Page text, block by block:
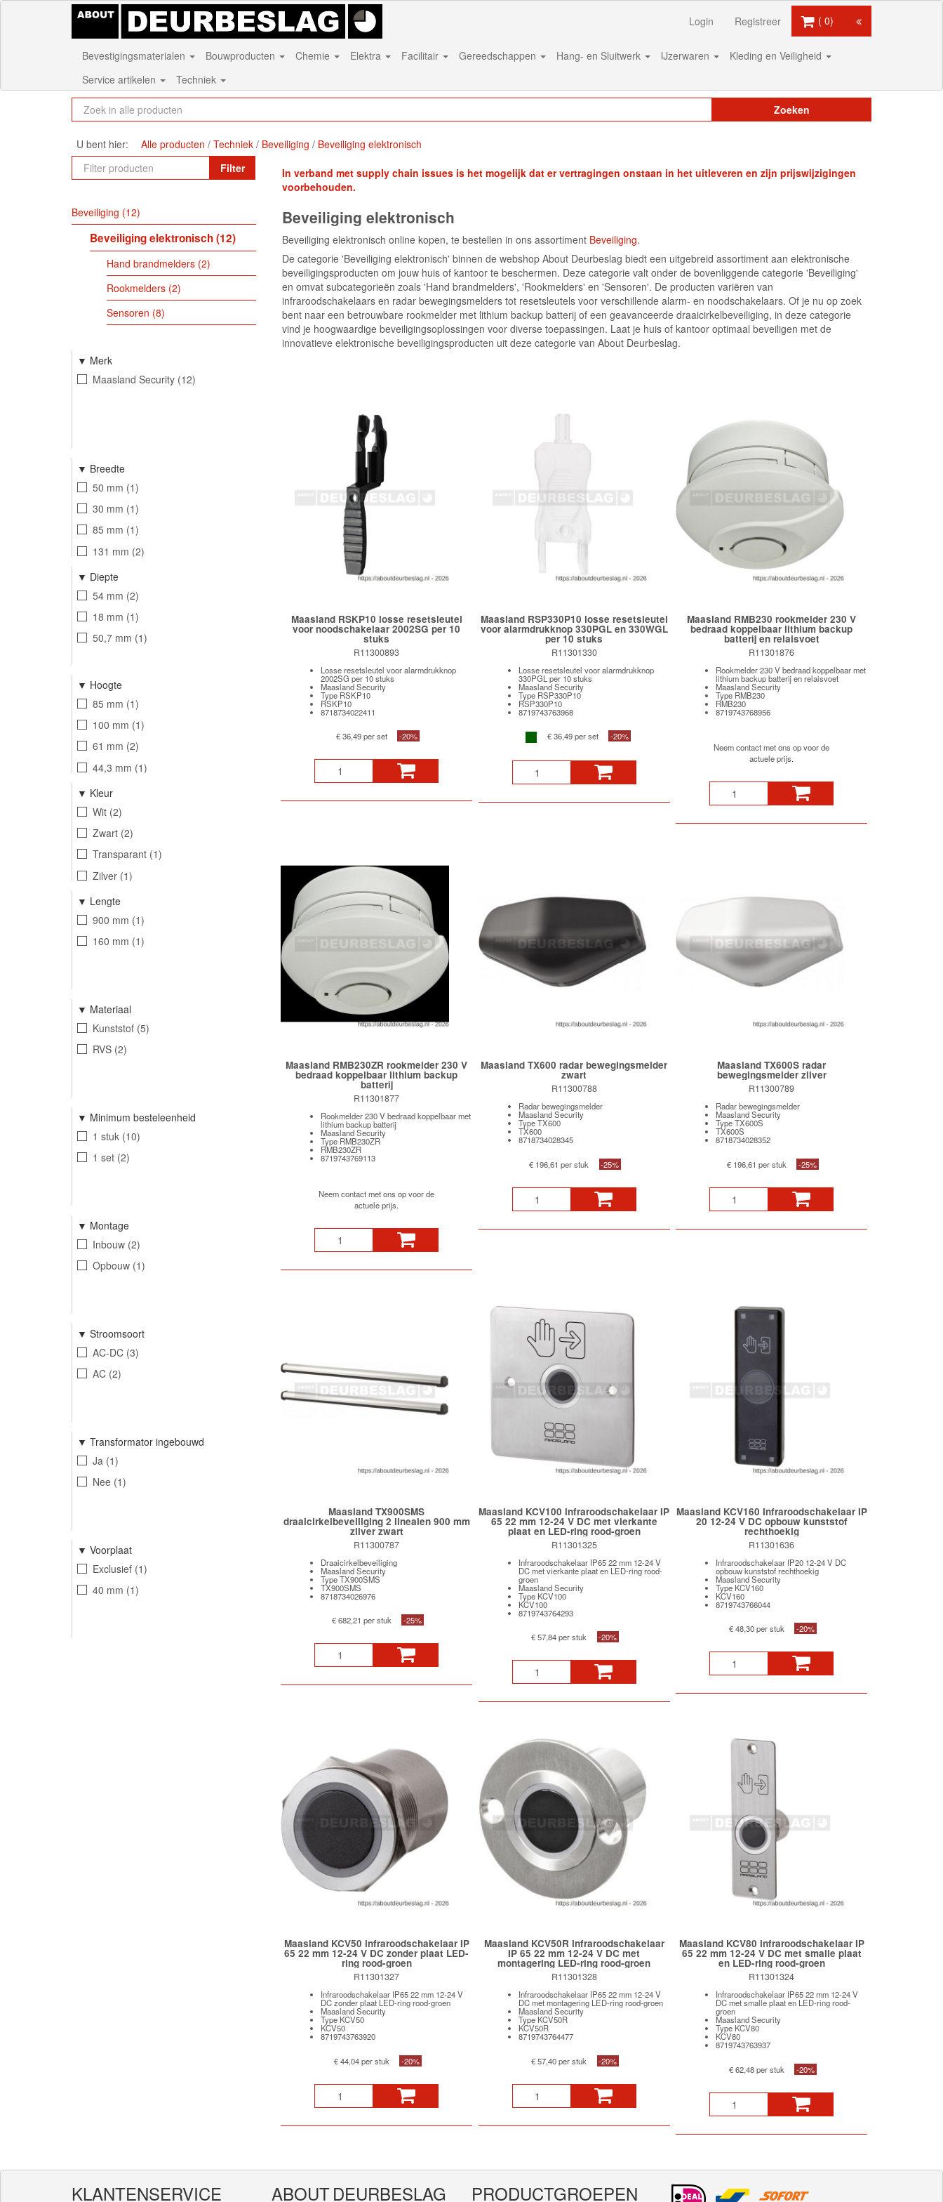
0
Login Registreer
Bevestigingsmaterialen Bouwproducten Chemie Elektra Facilitair Gereedschappen Hang- en Sluitwerk IJzerwaren
Kleding en Veiligheid
Service artikelen
Techniek
Zoeken
U bent hier: Alle producten Techniek Beveiliging
Beveiliging elektronisch
Filter
Beveiliging 12
Beveiliging elektronisch 12
Hand brandmelders 2
Rookmelders 2
Sensoren 8
Merk
Maasland Security 12
Breedte
50 mm 1
30 mm 1
85 mm 1
131 mm 2
Diepte
54 mm 2
18 mm 1
50,7 mm 1
Hoogte
85 mm 1
100 mm 1
61 mm 2
44,3 mm 1
Kleur
Wit 2
Zwart 2
Transparant 1
Zilver 1
Lengte
900 mm 1
160 mm 1
Materiaal
Kunststof 5
RVS 2
Minimum besteleenheid
1 stuk 10
1 set 2
Montage
Inbouw 2
Opbouw 1
Stroomsoort
AC-DC 3
AC 2
Transformator ingebouwd
Ja 1
Nee 1
Voorplaat
Exclusief 1
40 mm 1
In verband met supply chain issues is het mogelijk dat er vertragingen onstaan in het uitleveren en zijn prijswijzigingen
voorbehouden.
Beveiliging elektronisch
Beveiliging elektronisch online kopen, te bestellen in ons assortiment Beveiliging.
De categorie 'Beveiliging elektronisch' binnen de webshop About Deurbeslag biedt een uitgebreid assortiment aan elektronische
beveiligingsproducten om jouw huis of kantoor te beschermen. Deze categorie valt onder de bovenliggende categorie 'Beveiliging'
en omvat subcategorieën zoals 'Hand brandmelders', 'Rookmelders' en 'Sensoren'. De producten variëren van
infraroodschakelaars en radar bewegingsmelders tot resetsleutels voor verschillende alarm- en noodschakelaars. Of je nu op zoek
bent naar een betrouwbare rookmelder met lithium backup batterij of een geavanceerde draaicirkelbeveiliging, in deze categorie
vind je hoogwaardige beveiligingsoplossingen voor diverse toepassingen. Laat je huis of kantoor optimaal beveiligen met de
innovatieve elektronische beveiligingsproducten uit deze categorie van About Deurbeslag.
Maasland RSKP10 losse resetsleutel
voor noodschakelaar 2002SG per 10
stuks
R11300893
Losse resetsleutel voor alarmdrukknop
2002SG per 10 stuks
Maasland Security
Type RSKP10
RSKP10
8718734022411
€ 36,49 per set -20%
Maasland RSP330P10 losse resetsleutel
voor alarmdrukknop 330PGL en 330WGL
per 10 stuks
R11301330
Losse resetsleutel voor alarmdrukknop
330PGL per 10 stuks
Maasland Security
Type RSP330P10
RSP330P10
8719743763968
€ 36,49 per set -20%
Maasland RMB230 rookmelder 230 V
bedraad koppelbaar lithium backup
batterij en relaisvoet
R11301876
Rookmelder 230 V bedraad koppelbaar met
lithium backup batterij en relaisvoet
Maasland Security
Type RMB230
RMB230
8719743768956
Neem contact met ons op voor de
actuele prijs.
Maasland RMB230ZR rookmelder 230 V
bedraad koppelbaar lithium backup
batterij
R11301877
Rookmelder 230 V bedraad koppelbaar met
lithium backup batterij
Maasland Security
Type RMB230ZR
RMB230ZR
8719743769113
Neem contact met ons op voor de
actuele prijs.
Maasland TX600 radar bewegingsmelder
zwart
R11300788
Radar bewegingsmelder
Maasland Security
Type TX600
TX600
8718734028345
€ 196,61 per stuk -25%
Maasland TX600S radar
bewegingsmelder zilver
R11300789
Radar bewegingsmelder
Maasland Security
Type TX600S
TX600S
8718734028352
€ 196,61 per stuk -25%
Maasland TX900SMS
draaicirkelbeveiliging 2 linealen 900 mm
zilver zwart
R11300787
Draaicirkelbeveiliging
Maasland Security
Type TX900SMS
TX900SMS
8718734026976
€ 682,21 per stuk -25%
Maasland KCV100 infraroodschakelaar IP
65 22 mm 12-24 V DC met vierkante
plaat en LED-ring rood-groen
R11301325
Infraroodschakelaar IP65 22 mm 12-24 V
DC met vierkante plaat en LED-ring rood-
groen
Maasland Security
Type KCV100
KCV100
8719743764293
€ 57,84 per stuk -20%
Maasland KCV160 Infraroodschakelaar IP
20 12-24 V DC opbouw kunststof
rechthoekig
R11301636
Infraroodschakelaar IP20 12-24 V DC
opbouw kunststof rechthoekig
Maasland Security
Type KCV160
KCV160
8719743766044
€ 48,30 per stuk -20%
Maasland KCV50 infraroodschakelaar IP
65 22 mm 12-24 V DC zonder plaat LED-
ring rood-groen
R11301327
Infraroodschakelaar IP65 22 mm 12-24 V
DC zonder plaat LED-ring rood-groen
Maasland Security
Type KCV50
KCV50
8719743763920
€ 44,04 per stuk -20%
Maasland KCV50R infraroodschakelaar
IP 65 22 mm 12-24 V DC met
montagering LED-ring rood-groen
R11301328
Infraroodschakelaar IP65 22 mm 12-24 V
DC met montagering LED-ring rood-groen
Maasland Security
Type KCV50R
KCV50R
8719743764477
€ 57,40 per stuk -20%
Maasland KCV80 infraroodschakelaar IP
65 22 mm 12-24 V DC met smalle plaat
en LED-ring rood-groen
R11301324
Infraroodschakelaar IP65 22 mm 12-24 V
DC met smalle plaat en LED-ring rood-
groen
Maasland Security
Type KCV80
KCV80
8719743763937
€ 62,48 per stuk -20%
KLANTENSERVICE ABOUT DEURBESLAG PRODUCTGROEPEN